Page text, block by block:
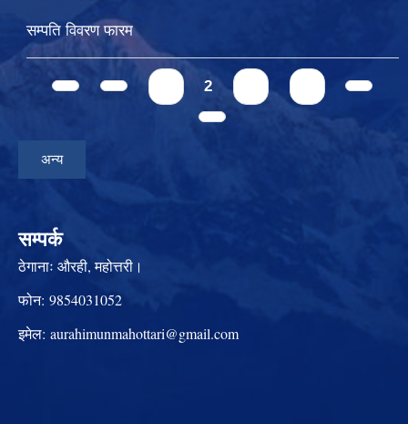
सम्पति विवरण फारम
Pages 2
अन्य
सम्पर्क
ठेगानाः औरही, महोत्तरी।
फोन: 9854031052
इमेल: aurahimunmahottari@gmail.com